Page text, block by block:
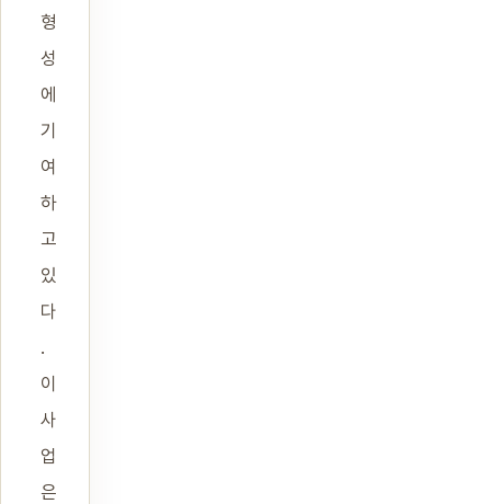
형
성
에
기
여
하
고
있
다
.
이
사
업
은